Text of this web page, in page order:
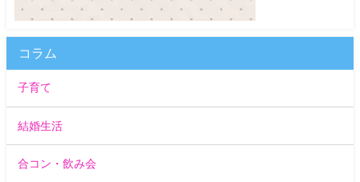
コラム
子育て
結婚生活
合コン・飲み会